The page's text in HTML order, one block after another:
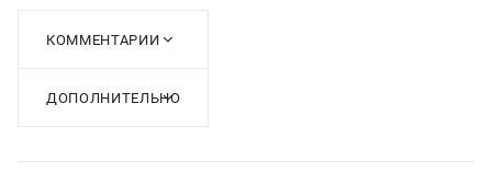
КОММЕНТАРИИ
ДОПОЛНИТЕЛЬНО